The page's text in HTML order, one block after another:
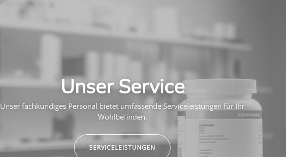
Unser Service
Unser fachkundiges Personal bietet umfassende Serviceleistungen für Ihr
Wohlbefinden.
SERVICELEISTUNGEN